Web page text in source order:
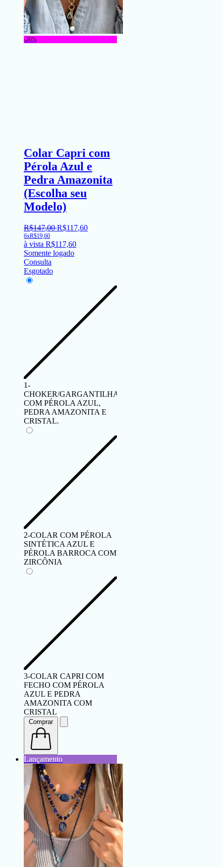
-20%
Colar Capri com
Pérola Azul e
Pedra Amazonita
(Escolha seu
Modelo)
R$147,00 R$117,60
6xR$19,60
à vista R$117,60
Somente logado
Consulta
Esgotado
1-
CHOKER/GARGANTILHA
COM PÉROLA AZUL,
PEDRA AMAZONITA E
CRISTAL.
2-COLAR COM PÉROLA
SINTÉTICA AZUL E
PÉROLA BARROCA COM
ZIRCÔNIA
3-COLAR CAPRI COM
FECHO COM PÉROLA
AZUL E PEDRA
AMAZONITA COM
CRISTAL
Comprar